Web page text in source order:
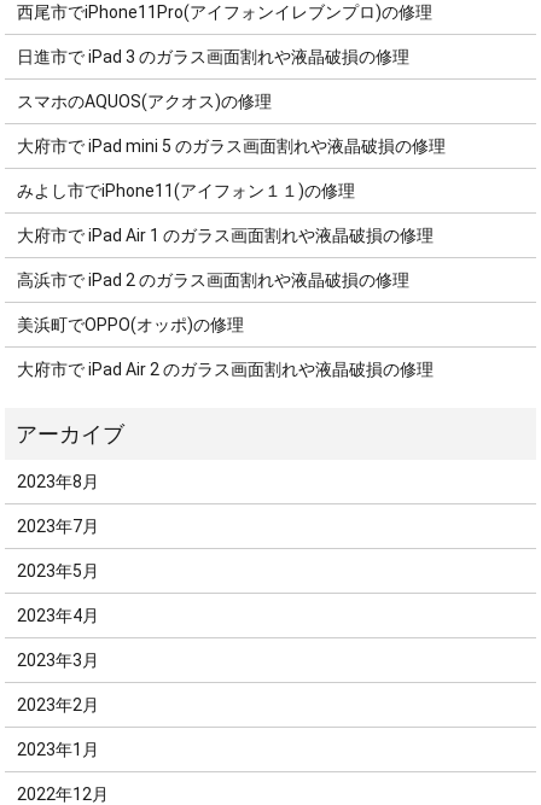
西尾市でiPhone11Pro(アイフォンイレブンプロ)の修理
日進市で iPad 3 のガラス画面割れや液晶破損の修理
スマホのAQUOS(アクオス)の修理
大府市で iPad mini 5 のガラス画面割れや液晶破損の修理
みよし市でiPhone11(アイフォン１１)の修理
大府市で iPad Air 1 のガラス画面割れや液晶破損の修理
高浜市で iPad 2 のガラス画面割れや液晶破損の修理
美浜町でOPPO(オッポ)の修理
大府市で iPad Air 2 のガラス画面割れや液晶破損の修理
2023年8月
2023年7月
2023年5月
2023年4月
2023年3月
2023年2月
2023年1月
2022年12月